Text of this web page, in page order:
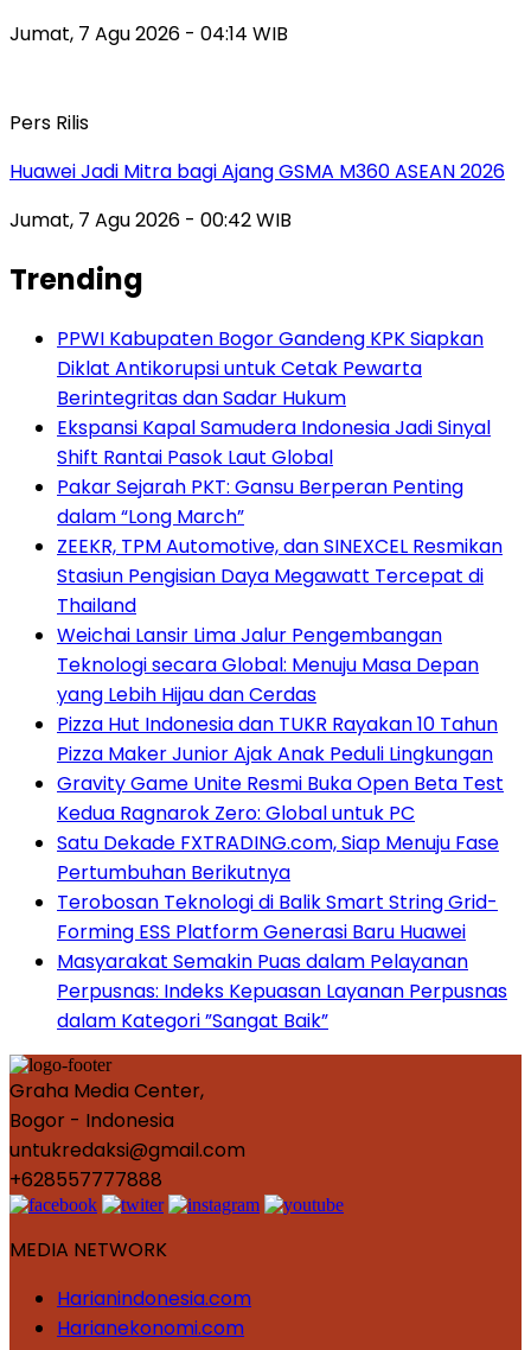
Jumat, 7 Agu 2026 - 04:14 WIB
Pers Rilis
Huawei Jadi Mitra bagi Ajang GSMA M360 ASEAN 2026
Jumat, 7 Agu 2026 - 00:42 WIB
Trending
PPWI Kabupaten Bogor Gandeng KPK Siapkan
Diklat Antikorupsi untuk Cetak Pewarta
Berintegritas dan Sadar Hukum
Ekspansi Kapal Samudera Indonesia Jadi Sinyal
Shift Rantai Pasok Laut Global
Pakar Sejarah PKT: Gansu Berperan Penting
dalam “Long March”
ZEEKR, TPM Automotive, dan SINEXCEL Resmikan
Stasiun Pengisian Daya Megawatt Tercepat di
Thailand
Weichai Lansir Lima Jalur Pengembangan
Teknologi secara Global: Menuju Masa Depan
yang Lebih Hijau dan Cerdas
Pizza Hut Indonesia dan TUKR Rayakan 10 Tahun
Pizza Maker Junior Ajak Anak Peduli Lingkungan
Gravity Game Unite Resmi Buka Open Beta Test
Kedua Ragnarok Zero: Global untuk PC
Satu Dekade FXTRADING.com, Siap Menuju Fase
Pertumbuhan Berikutnya
Terobosan Teknologi di Balik Smart String Grid-
Forming ESS Platform Generasi Baru Huawei
Masyarakat Semakin Puas dalam Pelayanan
Perpusnas: Indeks Kepuasan Layanan Perpusnas
dalam Kategori ”Sangat Baik”
Graha Media Center,
Bogor - Indonesia
untukredaksi@gmail.com
+628557777888
MEDIA NETWORK
Harianindonesia.com
Harianekonomi.com